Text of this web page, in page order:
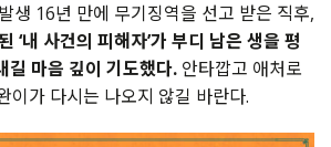
생 16년 만에 무기징역을 선고 받은 직후,
‘내 사건의 피해자’가 부디 남은 생을 평
길 마음 깊이 기도했다. 안타깝고 애처로
이가 다시는 나오지 않길 바란다.